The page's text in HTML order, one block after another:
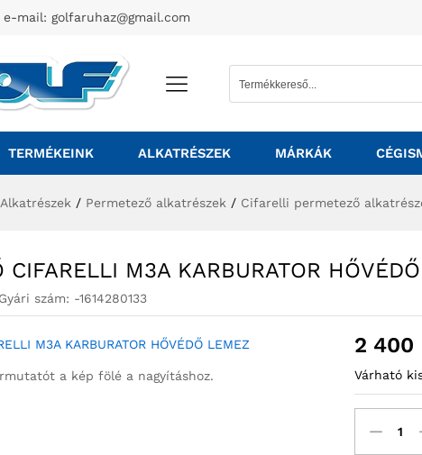
e-mail: golfaruhaz@gmail.com
TERMÉKEINK ALKATRÉSZEK MÁRKÁK
Alkatrészek / Permetező alkatrészek / Cifarelli permetező
CIFARELLI M3A KARBURATOR
Gyári szám: -1614280133
a kép fölé a nagyításhoz.
2 400
Várható